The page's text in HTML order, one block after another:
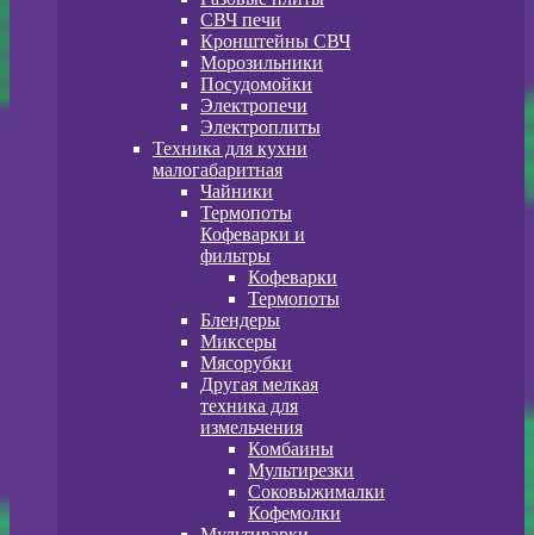
СВЧ печи
Кронштейны СВЧ
Морозильники
Посудомойки
Электропечи
Электроплиты
Техника для кухни
малогабаритная
Чайники
Термопоты
Кофеварки и
фильтры
Кофеварки
Термопоты
Блендеры
Миксеры
Мясорубки
Другая мелкая
техника для
измельчения
Комбаины
Мультирезки
Соковыжималки
Кофемолки